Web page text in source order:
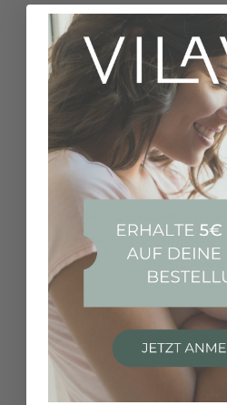
in der zweiten
Progesteron (ein
Insulin: Da viele
Insulinresistenz
Insulinspiegel
Nüchtern-Insulinwert
gestörter
auf eine
Globulin):Bei PMOS
von SHBG oft zu
und niedrigere
höheren freien
Blut führen.